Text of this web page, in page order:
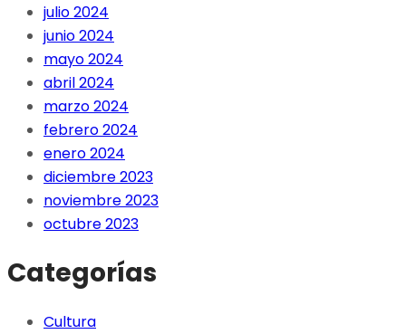
julio 2024
junio 2024
mayo 2024
abril 2024
marzo 2024
febrero 2024
enero 2024
diciembre 2023
noviembre 2023
octubre 2023
Categorías
Cultura